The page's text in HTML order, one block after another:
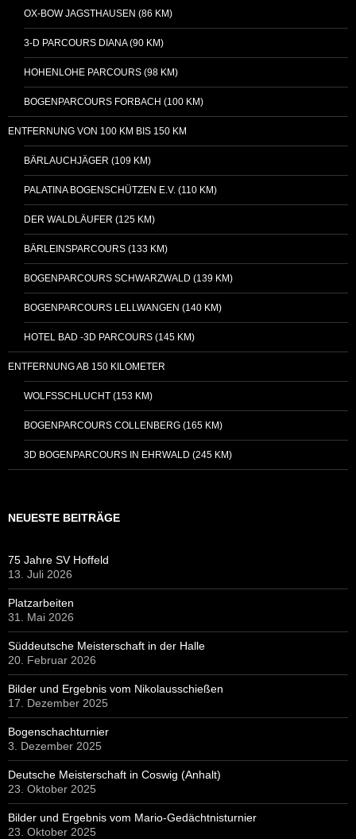
OX-BOW JAGSTHAUSEN (86 KM)
3-D PARCOURS DIANA (90 KM)
HOHENLOHE PARCOURS (98 KM)
BOGENPARCOURS FORBACH (100 KM)
ENTFERNUNG VON 100 KM BIS 150 KM
BÄRLAUCHJÄGER (109 KM)
PALATINA BOGENSCHÜTZEN E.V. (110 KM)
DER WALDLÄUFER (125 KM)
BÄRLEINSPARCOURS (133 KM)
BOGENPARCOURS SCHWARZWALD (139 KM)
BOGENPARCOURS LELLWANGEN (140 KM)
HOTEL BAD -3D PARCOURS (145 KM)
ENTFERNUNG AB 150 KILOMETER
WOLFSSCHLUCHT (153 KM)
BOGENPARCOURS COLLENBERG (165 KM)
3D BOGENPARCOURS IN EHRWALD (245 KM)
NEUESTE BEITRÄGE
75 Jahre SV Hoffeld
13. Juli 2026
Platzarbeiten
31. Mai 2026
Süddeutsche Meisterschaft in der Halle
20. Februar 2026
Bilder und Ergebnis vom Nikolausschießen
17. Dezember 2025
Bogenschachturnier
3. Dezember 2025
Deutsche Meisterschaft in Coswig (Anhalt)
23. Oktober 2025
Bilder und Ergebnis vom Mario-Gedächtnisturnier
23. Oktober 2025